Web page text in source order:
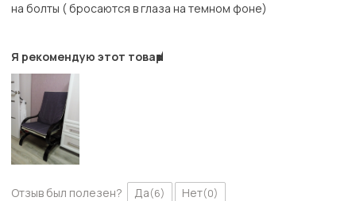
на болты ( бросаются в глаза на темном фоне)
Я рекомендую этот товар
Отзыв был полезен? Да(6) Нет(0)